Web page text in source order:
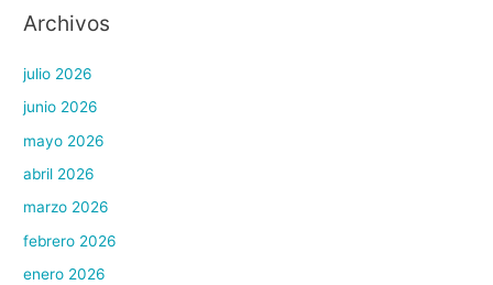
Archivos
julio 2026
junio 2026
mayo 2026
abril 2026
marzo 2026
febrero 2026
enero 2026